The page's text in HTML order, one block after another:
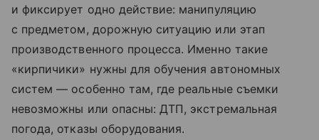
и фиксирует одно действие: манипуляцию
с предметом, дорожную ситуацию или этап
производственного процесса. Именно такие
«кирпичики» нужны для обучения автономных
систем — особенно там, где реальные съемки
невозможны или опасны: ДТП, экстремальная
погода, отказы оборудования.